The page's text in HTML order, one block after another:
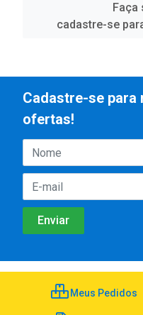
Faça
cadastre-se
Cadastre-se para
ofertas!
Meus Pedidos